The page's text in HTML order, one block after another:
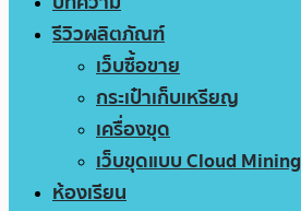
รีวิวผลิตภัณฑ์
เว็บซื้อขาย
กระเป๋าเก็บเหรียญ
เครื่องขุด
เว็บขุดแบบ Cloud Mining
ห้องเรียน